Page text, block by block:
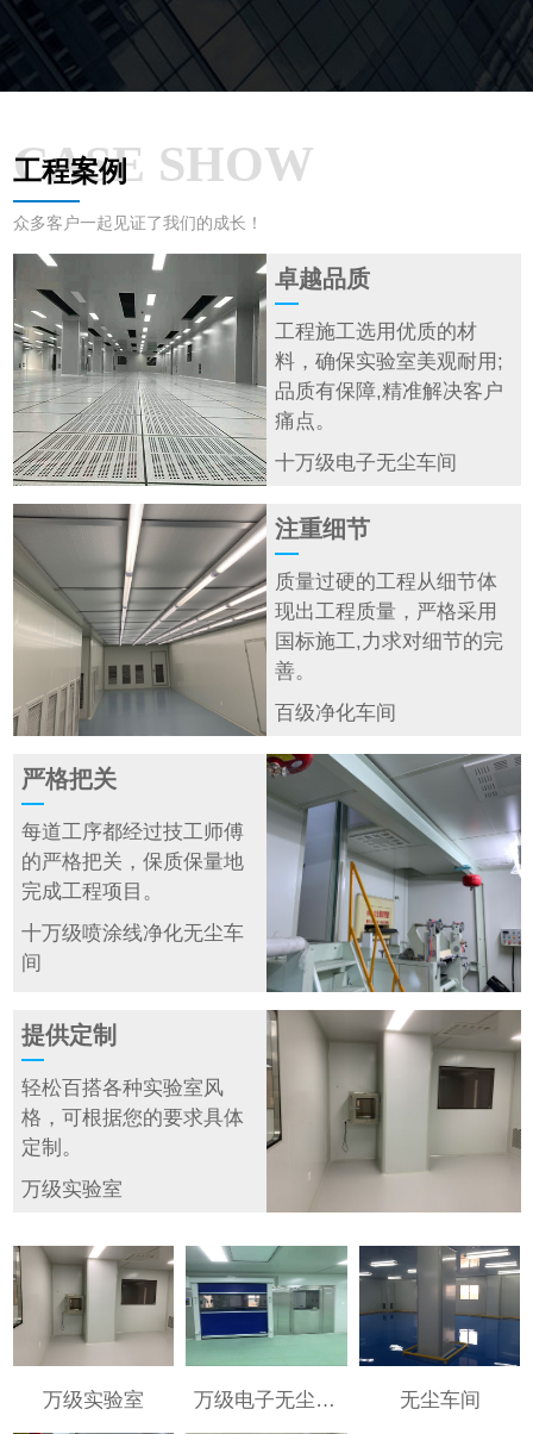
的整体质量。
工程案例
CASE SHOW
众多客户一起见证了我们的成长！
卓越品质
工程施工选用优质的材
料，确保实验室美观耐用;
品质有保障,精准解决客户
痛点。
十万级电子无尘车间
注重细节
质量过硬的工程从细节体
现出工程质量，严格采用
国标施工,力求对细节的完
善。
百级净化车间
严格把关
每道工序都经过技工师傅
的严格把关，保质保量地
完成工程项目。
十万级喷涂线净化无尘车
间
提供定制
轻松百搭各种实验室风
格，可根据您的要求具体
定制。
万级实验室
万级实验室 万级电子无尘车间 无尘车间